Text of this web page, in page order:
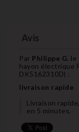
Avis
Par Philippe G. le
hayon électrique
DK5162310D) :
livraison rapide
Livraison
en 5 minutes.